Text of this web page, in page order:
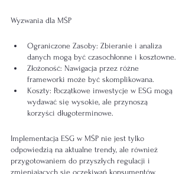
Wyzwania dla MŚP
Ograniczone Zasoby: Zbieranie i analiza
danych mogą być czasochłonne i kosztowne.
Złożoność: Nawigacja przez różne
frameworki może być skomplikowana.
Koszty: Początkowe inwestycje w ESG mogą
wydawać się wysokie, ale przynoszą
korzyści długoterminowe.
Implementacja ESG w MŚP nie jest tylko
odpowiedzią na aktualne trendy, ale również
przygotowaniem do przyszłych regulacji i
zmieniających się oczekiwań konsumentów.